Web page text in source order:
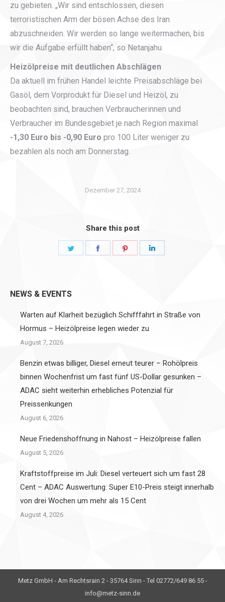
zu gebieten. „Wir sind entschlossen, diesen
terroristischen Arm der bösen Achse des Iran
abzuschneiden. Wir werden so lange weitermachen, bis
wir die Aufgabe erfüllt haben“, so Netanjahu.
Heizölpreise mit deutlichen Abschlägen
Da aktuell im frühen Handel leichte Preisabschläge bei
Gasöl, dem Vorprodukt für Diesel und Heizöl, zu
beobachten sind, brauchen Verbraucherinnen und
Verbraucher im Bundesgebiet je nach Region maximal
-1,30 Euro bis -0,90 Euro pro 100 Liter weniger zu
bezahlen als noch am Donnerstag.
Dezember 27, 2024
Share this post
Share
NEWS & EVENTS
Warten auf Klarheit bezüglich Schifffahrt in Straße von
Hormus – Heizölpreise legen wieder zu
August 7, 2026
Benzin etwas billiger, Diesel erneut teurer – Rohölpreis
binnen Wochenfrist um fast fünf US-Dollar gesunken –
ADAC sieht weiterhin erhebliches Potenzial für
Preissenkungen
August 6, 2026
Neue Friedenshoffnung in Nahost – Heizölpreise fallen
August 5, 2026
Kraftstoffpreise im Juli: Diesel verteuert sich um fast 28
Cent – ADAC Auswertung: Super E10-Preis steigt innerhalb
von drei Wochen um mehr als 15 Cent
August 4, 2026
Metz GmbH - Am Rechtsrain 2 - 35764 Sinn - Tel 02772/649 86 55 -
info@metz-sinn.de